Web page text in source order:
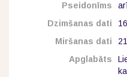
Pseidonīms
Dzimšanas dati
Miršanas dati
Apglabāts